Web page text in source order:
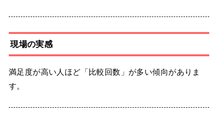
現場の実感
満足度が高い人ほど「比較回数」が多い傾向がありま
す。